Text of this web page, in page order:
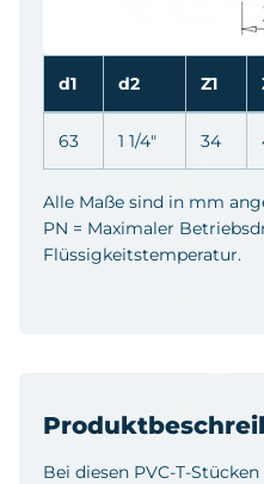
Bei diesen PVC-T-
d1 d2 Z1
63 1 1/4" 34
Alle Maße sind in mm
PN = Maximaler
Flüssigkeitstemperatur.